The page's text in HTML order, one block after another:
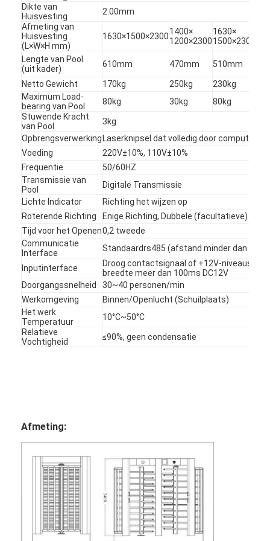
Thuis
Producten
Video's
Over ons
Fabriekstocht
Kwaliteitscontrole
tourniquet barrière poort
Parkeren Barrier Gate
Automatische slagboom
Dikte van
Huisvesting
2.00mm
Afmeting van
Huisvesting
(L×W×H mm)
1630×1500×23001400×
1200×2300
1630×
1500×2300
Lengte van Pool
(uit kader)
610mm 470mm 510mm
Netto Gewicht 170kg 250kg 230kg
Maximum Load-
bearing van Pool
80kg 30kg 80kg
Stuwende Kracht
van Pool
3kg
Opbrengsverwerking Laserknipsel dat volledig door computer
Voeding
220V±10%, 110V±10%
Frequentie
50/60HZ
Transmissie van
Pool
Digitale Transmissie
Lichte Indicator
Richting het wijzen op
Roterende Richting
Enige Richting, Dubbele (facultatieve)
Tijd voor het Openen0,2 tweede
Communicatie
Interface
Standaardrs485 (afstand minder dan
Inputinterface
Droog contactsignaal of +12V-
breedte meer dan 100ms DC12V
Doorgangssnelheid
30~40 personen/min
Werkomgeving
Binnen/Openlucht (Schuilplaats)
Het werk
Temperatuur
10°C~50°C
Relatieve
Vochtigheid
≤90%, geen condensatie
Afmeting: